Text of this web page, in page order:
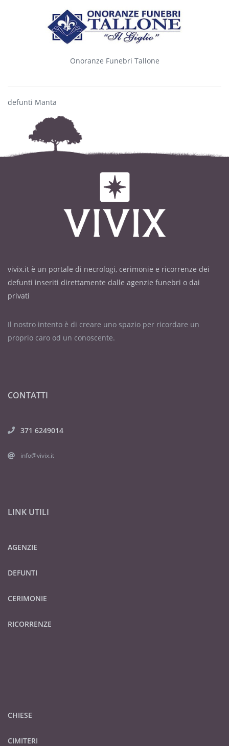
Onoranze Funebri Tallone
defunti Manta
vivix.it è un portale di necrologi, cerimonie e ricorrenze dei
defunti inseriti direttamente dalle agenzie funebri o dai
privati
Il nostro intento è di creare uno spazio per ricordare un
proprio caro od un conoscente.
CONTATTI
371 6249014
info@vivix.it
LINK UTILI
AGENZIE
DEFUNTI
CERIMONIE
RICORRENZE
CHIESE
CIMITERI